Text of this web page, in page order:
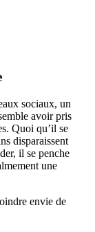
sociaux, un
avoir pris
Quoi qu’il se
disparaissent
il se penche
une
envie de